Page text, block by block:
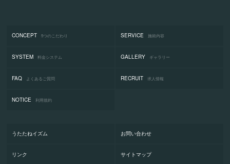
CONCEPT 5つのこだわり SERVICE 施術内容
SYSTEM 料金システム GALLERY ギャラリー
FAQ よくあるご質問 RECRUIT 求人情報
NOTICE 利用規約
うたたねイズム お問い合わせ
リンク サイトマップ